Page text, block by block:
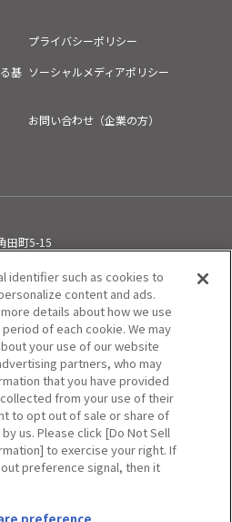
プライバシーポリシー
基 ソーシャルメディアポリシー
お問い合わせ（企業の方）
田町5-15
My Personal Information
identifier such as cookies to
content and ads.
details about how we use
of each cookie. We may
your use of our website
partners, who may
that you have provided
from your use of their
to opt out of sale or share of
us. Please click [Do Not Sell
to exercise your right. If
preference signal, then it